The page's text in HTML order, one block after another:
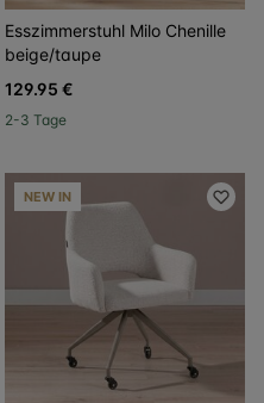
Esszimmerstuhl Milo Chenille
beige/taupe
129.95 €
2-3 Tage
NEW IN